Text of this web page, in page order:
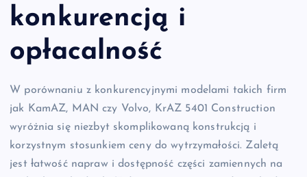
konkurencją i
opłacalność
W porównaniu z konkurencyjnymi modelami takich firm
jak KamAZ, MAN czy Volvo, KrAZ 5401 Construction
wyróżnia się niezbyt skomplikowaną konstrukcją i
korzystnym stosunkiem ceny do wytrzymałości. Zaletą
jest łatwość napraw i dostępność części zamiennych na